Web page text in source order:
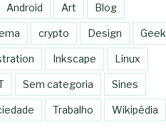
Android Art Blog
crypto Design Geek
Inkscape Linux
Sem categoria Sines
Trabalho Wikipédia